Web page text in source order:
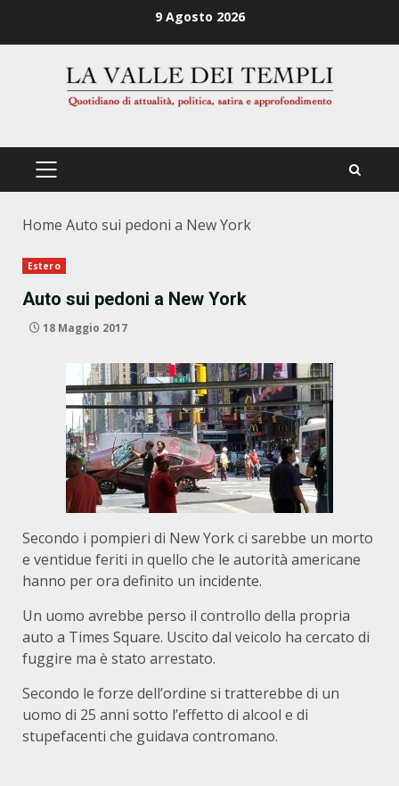
9 Agosto 2026
PRIMÄRES
Home Auto sui pedoni a New York
Estero
Auto sui pedoni a New York
18 Maggio 2017
Secondo i pompieri di New York ci sarebbe un morto
e ventidue feriti in quello che le autorità americane
hanno per ora definito un incidente.
Un uomo avrebbe perso il controllo della propria
auto a Times Square. Uscito dal veicolo ha cercato di
fuggire ma è stato arrestato.
Secondo le forze dell’ordine si tratterebbe di un
uomo di 25 anni sotto l’effetto di alcool e di
stupefacenti che guidava contromano.